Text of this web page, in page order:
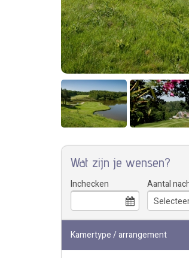
Wat zijn je wensen?
Inchecken Aantal
Kamertype / arrangement